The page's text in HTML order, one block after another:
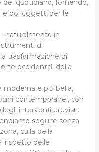
quotidiano, fornendo,
e poi oggetti per le
naturalmente in
di
trasformazione di
occidentali della
moderna e più bella,
contemporanei, con
interventi previsti.
seguire senza
culla della
rispetto delle